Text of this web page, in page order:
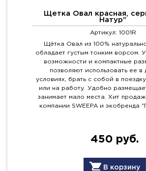
Щетка Овал красная,
Натур"
Артикул: 1001R
Щётка Овал из 100%
обладает густым тонким ворсом.
возможности и компактные
позволяют использовать ее в
условиях, брать с собой в
или на работу. Удобно
занимает мало места. Хит
компании SWEEPA и экобренда
450 руб.
В корзину